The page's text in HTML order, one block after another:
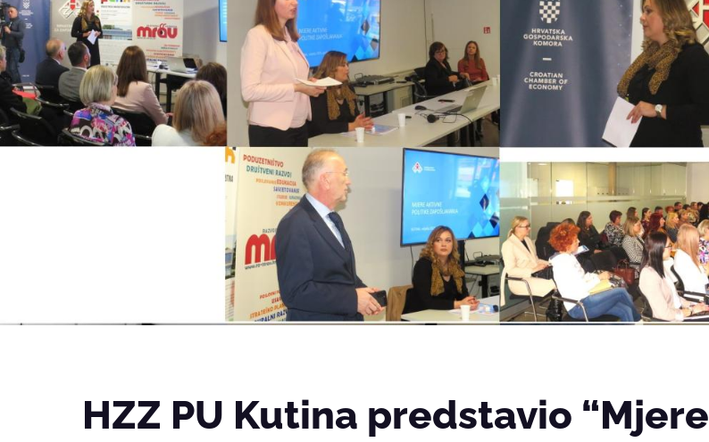
HZZ PU Kutina predstavio “Mjere